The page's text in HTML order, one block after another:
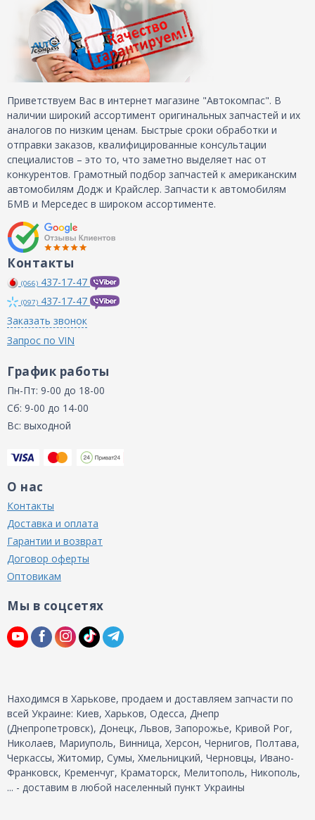
Приветствуем Вас в интернет магазине "Автокомпас". В
наличии широкий ассортимент оригинальных запчастей и их
аналогов по низким ценам. Быстрые сроки обработки и
отправки заказов, квалифицированные консультации
специалистов – это то, что заметно выделяет нас от
конкурентов. Грамотный подбор запчастей к американским
автомобилям Додж и Крайслер. Запчасти к автомобилям
БМВ и Мерседес в широком ассортименте.
Контакты
(066) 437-17-47
(097) 437-17-47
Заказать звонок
Запрос по VIN
График работы
Пн-Пт: 9-00 до 18-00
Сб: 9-00 до 14-00
Вс: выходной
О нас
Контакты
Доставка и оплата
Гарантии и возврат
Договор оферты
Оптовикам
Мы в соцсетях
Находимся в Харькове, продаем и доставляем запчасти по
всей Украине: Киев, Харьков, Одесса, Днепр
(Днепропетровск), Донецк, Львов, Запорожье, Кривой Рог,
Николаев, Мариуполь, Винница, Херсон, Чернигов, Полтава,
Черкассы, Житомир, Сумы, Хмельницкий, Черновцы, Ивано-
Франковск, Кременчуг, Краматорск, Мелитополь, Никополь,
... - доставим в любой населенный пункт Украины